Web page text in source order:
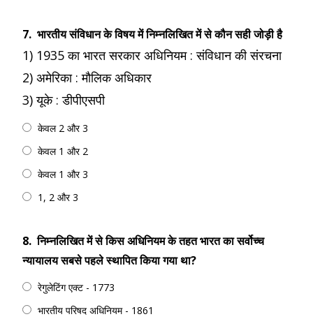
7. भारतीय संविधान के विषय में निम्नलिखित में से कौन सही जोड़ी है
1) 1935 का भारत सरकार अधिनियम : संविधान की संरचना
2) अमेरिका : मौलिक अधिकार
3) यूके : डीपीएसपी
केवल 2 और 3
केवल 1 और 2
केवल 1 और 3
1, 2 और 3
8. निम्नलिखित में से किस अधिनियम के तहत भारत का सर्वोच्च
न्यायालय सबसे पहले स्थापित किया गया था?
रेगुलेटिंग एक्ट - 1773
भारतीय परिषद अधिनियम - 1861